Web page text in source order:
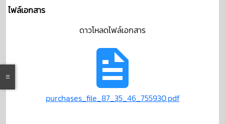
ไฟล์เอกสาร
ดาวโหลดไฟล์เอกสาร
purchases_file_87_35_46_755930.pdf